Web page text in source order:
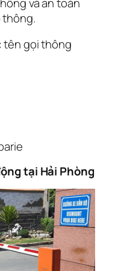
thông.
tên gọi thông
tại Hải Phòng